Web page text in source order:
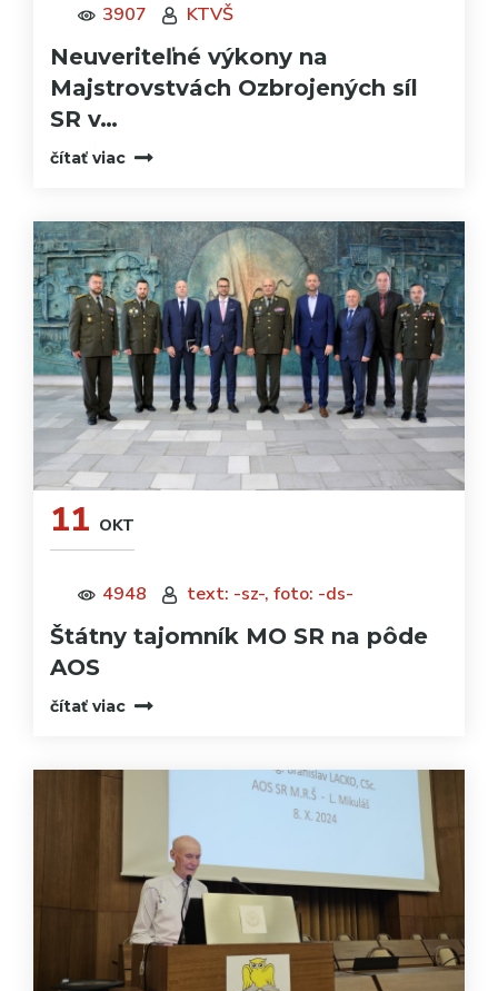
3907 KTVŠ
Neuveriteľné výkony na
Majstrovstvách Ozbrojených síl
SR v…
čítať viac
11 OKT
4948 text: -sz-, foto: -ds-
Štátny tajomník MO SR na pôde
AOS
čítať viac